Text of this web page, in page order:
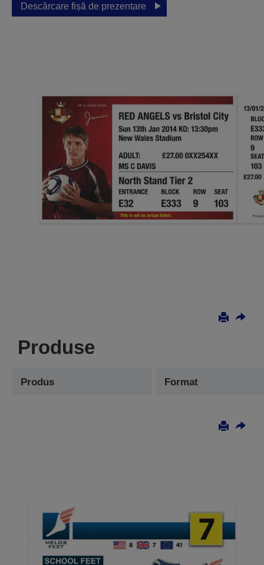
Descărcare fișă de prezentare
Produse
Produs Format